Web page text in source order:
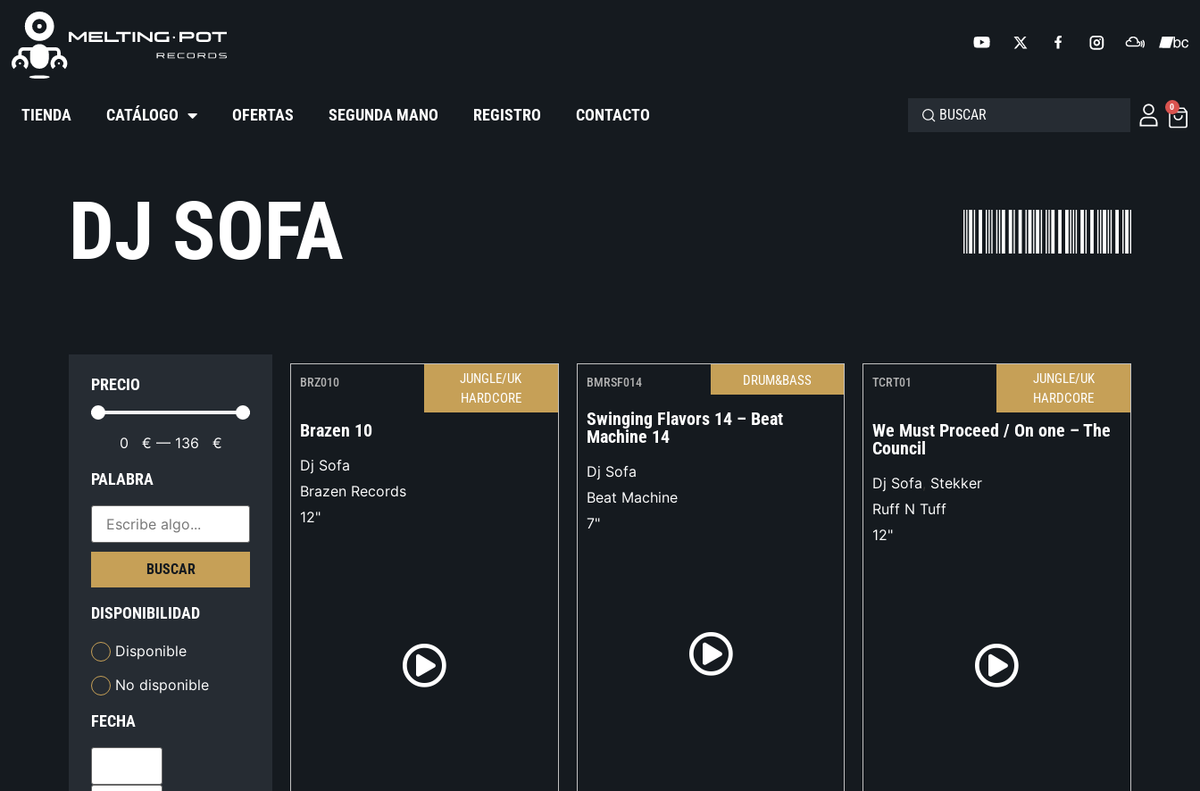
TIENDA CATÁLOGO OFERTAS SEGUNDA MANO REGISTRO CONTACTO 0
DJ SOFA
PRECIO
0 € — 136 €
PALABRA
BUSCAR
DISPONIBILIDAD
Disponible
No disponible
FECHA
BRZ010
JUNGLE/UK
HARDCORE
Brazen 10
Dj Sofa
Brazen Records
12"
BMRSF014 DRUM&BASS
Swinging Flavors 14 – Beat
Machine 14
Dj Sofa
Beat Machine
7"
TCRT01
JUNGLE/UK
HARDCORE
We Must Proceed / On one – The
Council
Dj Sofa, Stekker
Ruff N Tuff
12"